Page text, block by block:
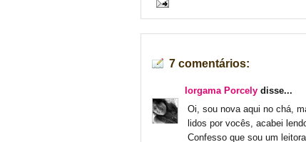
7 comentários:
Iorgama Porcely disse...
Oi, sou nova aqui no chá,
lidos por vocês, acabei
Confesso que sou um